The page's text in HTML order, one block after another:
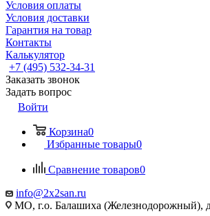
Условия оплаты
Условия доставки
Гарантия на товар
Контакты
Калькулятор
+7 (495) 532‑34‑31
Заказать звонок
Задать вопрос
Войти
Корзина0
Избранные товары0
Сравнение товаров0
info@2x2san.ru
МО, г.о. Балашиха (Железнодорожный),